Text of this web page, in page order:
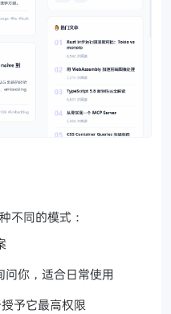
不同的模式：
问你，适合日常使用
予它最高权限